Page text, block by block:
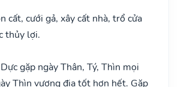
cất, cưới gả, xây cất nhà, trổ cửa
thủy lợi.
gặp ngày Thân, Tý, Thìn mọi
Thìn vượng địa tốt hơn hết. Gặp